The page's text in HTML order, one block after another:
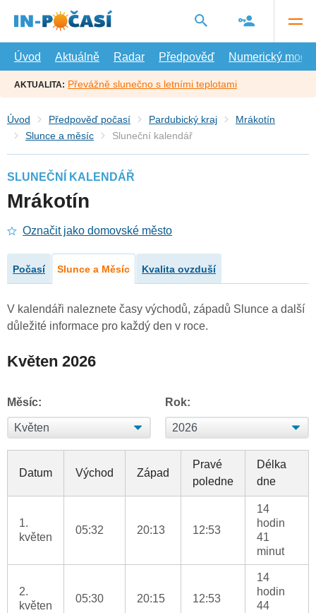
hlavní
Úvod
Aktuálně Radar Předpověď Numerický model
AKTUALITA: Převážně slunečno s letními teplotami
Úvod Předpověď počasí Pardubický kraj
Mrákotín
Slunce a měsíc
Sluneční kalendář
SLUNEČNÍ KALENDÁŘ
Mrákotín
Označit jako domovské město
Počasí Slunce a Měsíc Kvalita ovzduší
V kalendáři naleznete časy východů, západů Slunce a další
důležité informace pro každý den v roce.
Květen 2026
Měsíc: Rok:
Datum Východ Západ
Pravé
poledne
Délka
dne
1.
květen
05:32 20:13 12:53
14
hodin
41
minut
2.
květen
05:30 20:15 12:53
14
hodin
44